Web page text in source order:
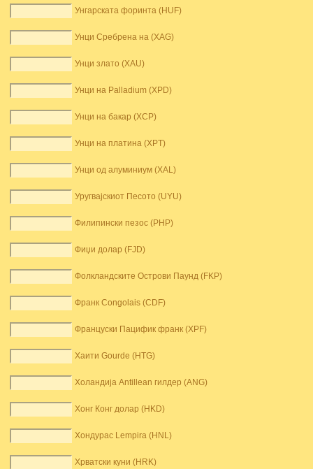
Унгарската форинта (HUF)
Унци Сребрена на (XAG)
Унци злато (XAU)
Унци на Palladium (XPD)
Унци на бакар (XCP)
Унци на платина (XPT)
Унци од алуминиум (XAL)
Уругвајскиот Песото (UYU)
Филипински пезос (PHP)
Фиџи долар (FJD)
Фолкландските Острови Паунд (FKP)
Франк Congolais (CDF)
Француски Пацифик франк (XPF)
Хаити Gourde (HTG)
Холандија Antillean гилдер (ANG)
Хонг Конг долар (HKD)
Хондурас Lempira (HNL)
Хрватски куни (HRK)